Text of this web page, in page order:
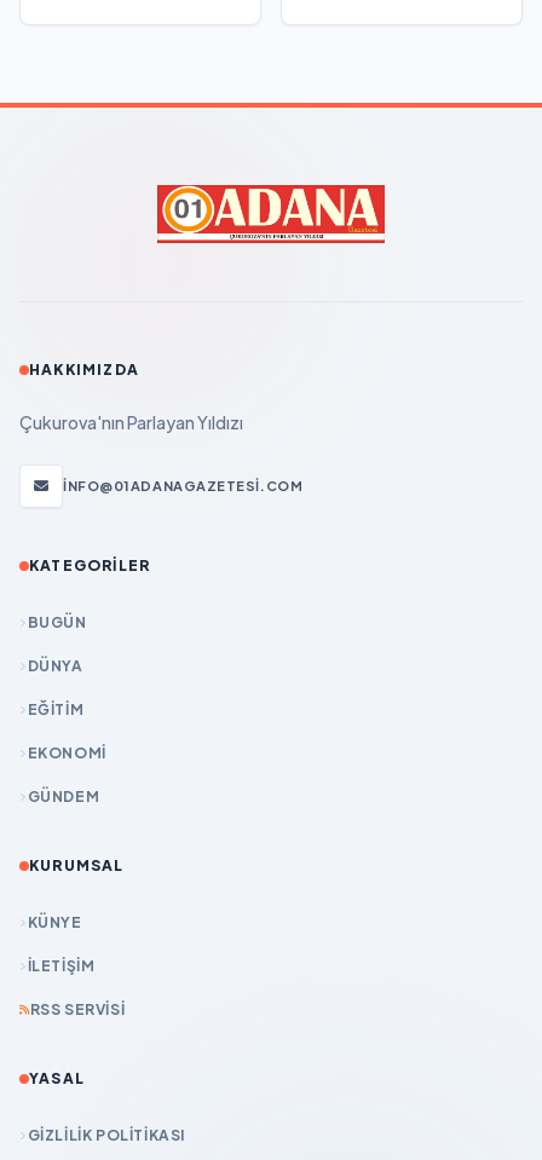
HAKKIMIZDA
Çukurova'nın Parlayan Yıldızı
INFO@01ADANAGAZETESI.COM
KATEGORILER
BUGÜN
DÜNYA
EĞİTİM
EKONOMİ
GÜNDEM
KURUMSAL
KÜNYE
İLETIŞIM
RSS SERVISI
YASAL
GIZLILIK POLITIKASI